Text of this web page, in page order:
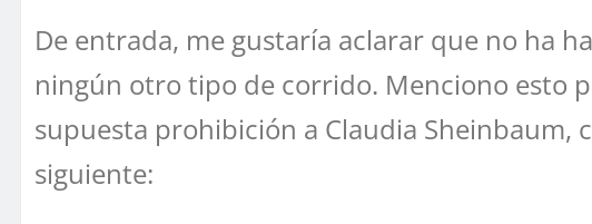
De entrada, me gustaría aclarar que no ha
ningún otro tipo de corrido. Menciono esto
supuesta prohibición a Claudia
siguiente: